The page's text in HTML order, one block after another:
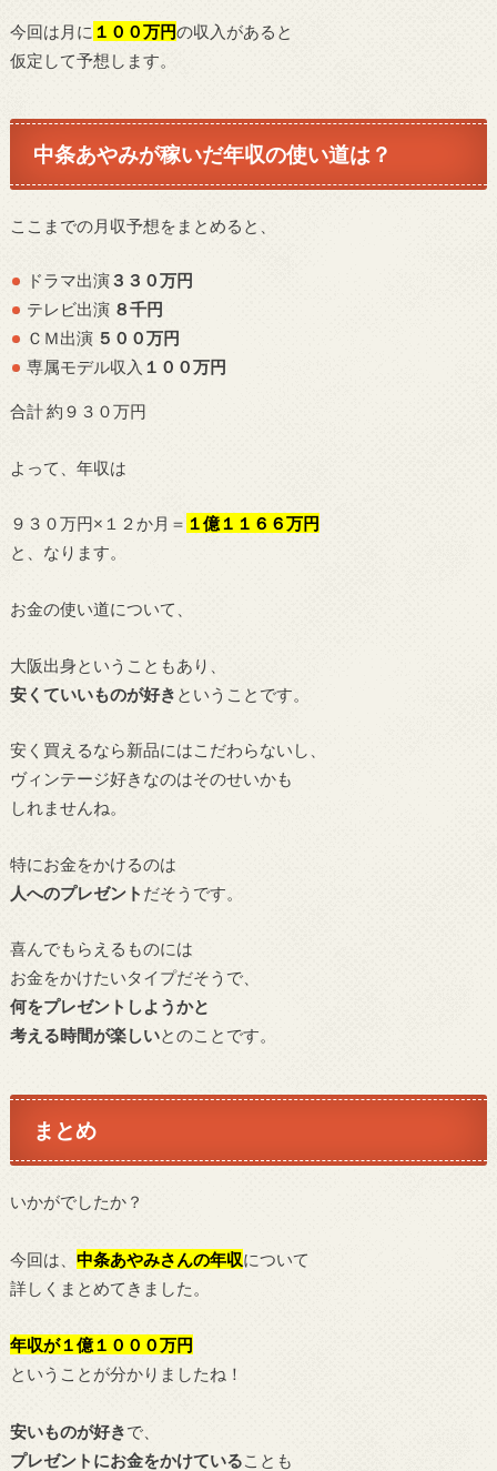
今回は月に １００万円の収入があると
仮定して予想します。
中条あやみが稼いだ年収の使い道は？
ここまでの月収予想をまとめると、
ドラマ出演３３０万円
テレビ出演 ８千円
ＣＭ出演 ５００万円
専属モデル収入 １００万円
合計 約９３０万円
よって、年収は
９３０万円×１２か月＝ １億１１６６万円
と、なります。
お金の使い道について、
大阪出身ということもあり、
安くていいものが好き ということです。
安く買えるなら新品にはこだわらないし、
ヴィンテージ好きなのはそのせいかも
しれませんね。
特にお金をかけるのは
人へのプレゼント だそうです。
喜んでもらえるものには
お金をかけたいタイプだそうで、
何をプレゼントしようかと
考える時間が楽しいとのことです。
まとめ
いかがでしたか？
今回は、 中条あやみさんの年収について
詳しくまとめてきました。
年収が１億１０００万円
ということが分かりましたね！
安いものが好きで、
プレゼントにお金をかけていることも